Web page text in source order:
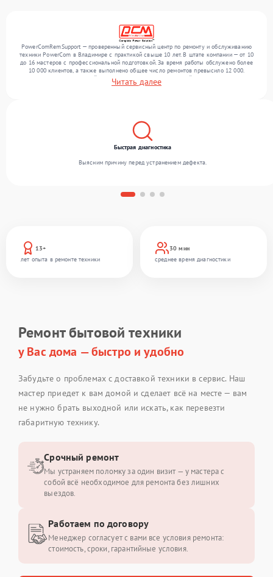
PowerComRemSupport — проверенный сервисный центр по ремонту и обслуживанию
техники PowerCom в Владимире с практикой свыше 10 лет. В штате компании — от 10
до 16 мастеров с профессиональной подготовкой. За время работы обслужено более
10 000 клиентов, а также выполнено общее число ремонтов превысило 12 000.
Ежемесячно в сервисный центр поступает более 300 устройств, включая , , . Мы
работаем с широким спектром неисправностей и поддерживаем высокий стандарт
Читать далее
13+
лет опыта в ремонте техники
30 мин
среднее время диагностики
Быстрая диагностика
Выясним причину перед устранением дефекта.
Ремонт бытовой техники
у Вас дома — быстро и удобно
Забудьте о проблемах с доставкой техники в сервис. Наш
мастер приедет к вам домой и сделает всё на месте — вам
не нужно брать выходной или искать, как перевезти
габаритную технику.
Срочный ремонт
Мы устраняем поломку за один визит — у мастера с
собой всё необходимое для ремонта без лишних
выездов.
Работаем по договору
Менеджер согласует с вами все условия ремонта:
стоимость, сроки, гарантийные условия.